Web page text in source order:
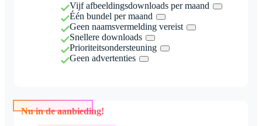
Vijf afbeeldingsdownloads per maand
Één bundel per maand
Geen naamsvermelding vereist
Snellere downloads
Prioriteitsondersteuning
Geen advertenties
Nu in de aanbieding!